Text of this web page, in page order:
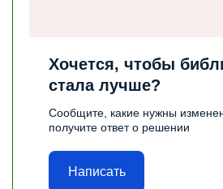
Хочется, чтобы
стала лучше?
Сообщите, какие нужны
получите ответ о решении
Написать